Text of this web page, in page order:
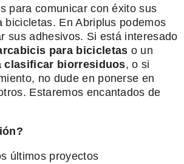
para comunicar con éxito sus
bicicletas. En Abriplus podemos
sus adhesivos. Si está interesado
para bicicletas o un
clasificar biorresiduos, o si
no dude en ponerse en
Estaremos encantados de
últimos proyectos